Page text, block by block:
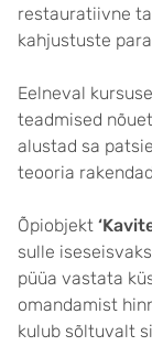
restauratiivne
kahjustuste
Eelneval
teadmised
alustad sa
teooria
Õpiobjekt
sulle
püüa vastata
omandamist
kulub sõltuvalt